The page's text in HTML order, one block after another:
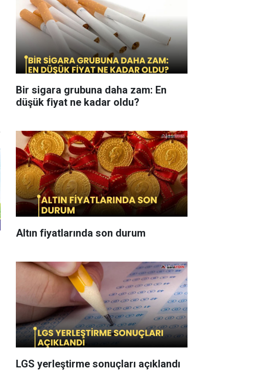
Bir sigara grubuna daha zam: En
düşük fiyat ne kadar oldu?
Altın fiyatlarında son durum
LGS yerleştirme sonuçları açıklandı